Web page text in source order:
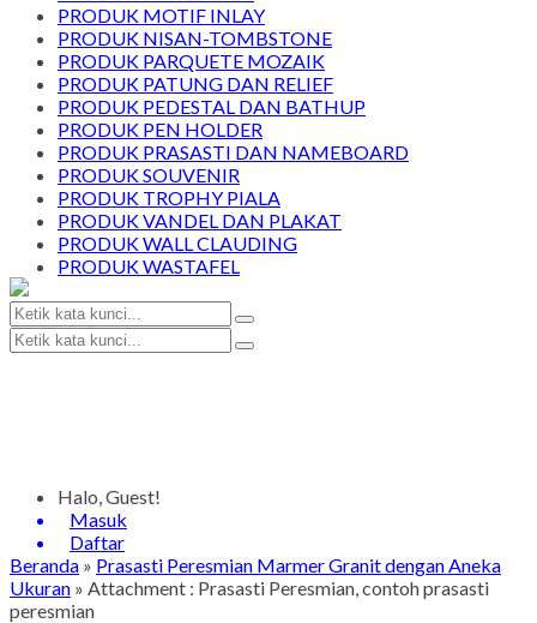
PRODUK MOTIF INLAY
PRODUK NISAN-TOMBSTONE
PRODUK PARQUETE MOZAIK
PRODUK PATUNG DAN RELIEF
PRODUK PEDESTAL DAN BATHUP
PRODUK PEN HOLDER
PRODUK PRASASTI DAN NAMEBOARD
PRODUK SOUVENIR
PRODUK TROPHY PIALA
PRODUK VANDEL DAN PLAKAT
PRODUK WALL CLAUDING
PRODUK WASTAFEL
Halo, Guest!
Masuk
Daftar
Beranda » Prasasti Peresmian Marmer Granit dengan Aneka
Ukuran » Attachment : Prasasti Peresmian, contoh prasasti
peresmian